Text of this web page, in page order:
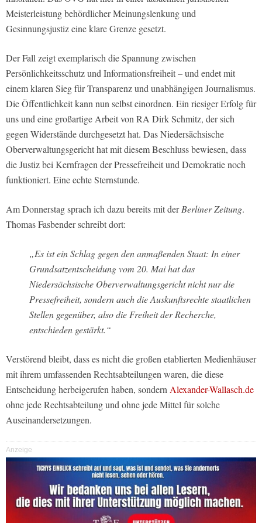
Meisterleistung behördlicher Meinungslenkung und
Gesinnungsjustiz eine klare Grenze gesetzt.
Der Fall zeigt exemplarisch die Spannung zwischen
Persönlichkeitsschutz und Informationsfreiheit – und endet mit
einem klaren Sieg für Transparenz und unabhängigen Journalismus.
Die Öffentlichkeit kann nun selbst einordnen. Ein riesiger Erfolg für
uns und eine großartige Arbeit von RA Dirk Schmitz, der sich
gegen Widerstände durchgesetzt hat. Das Niedersächsische
Oberverwaltungsgericht hat mit diesem Beschluss bewiesen, dass
die Justiz bei Kernfragen der Pressefreiheit und Demokratie noch
funktioniert. Eine echte Sternstunde.
Am Donnerstag sprach ich dazu bereits mit derBerliner Zeitung.
Thomas Fasbender schreibt dort:
„Es ist ein Schlag gegen den anmaßenden Staat: In einer
Grundsatzentscheidung vom 20. Mai hat das
Niedersächsische Oberverwaltungsgericht nicht nur die
Pressefreiheit, sondern auch die Auskunftsrechte staatlichen
Stellen gegenüber, also die Freiheit der Recherche,
entschieden gestärkt.“
Verstörend bleibt, dass es nicht die großen etablierten Medienhäuser
mit ihrem umfassenden Rechtsabteilungen waren, die diese
Entscheidung herbeigerufen haben, sondern Alexander-Wallasch.de
ohne jede Rechtsabteilung und ohne jede Mittel für solche
Auseinandersetzungen.
Anzeige